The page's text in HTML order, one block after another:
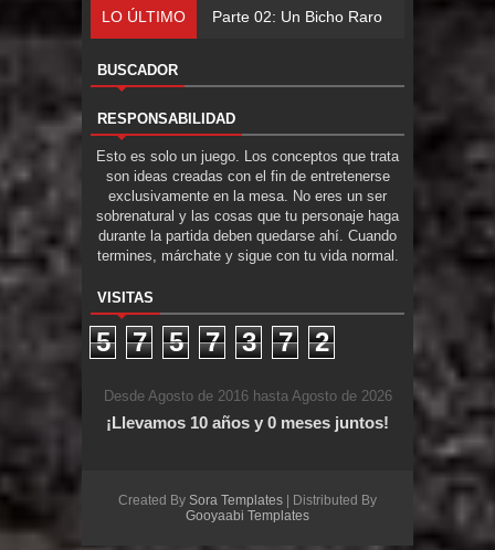
LO ÚLTIMO Parte
BUSCADOR
RESPONSABILIDAD
Esto es solo un juego. Los conceptos que trata
son ideas creadas con el fin de entretenerse
exclusivamente en la mesa. No eres un ser
sobrenatural y las cosas que tu personaje haga
durante la partida deben quedarse ahí. Cuando
termines, márchate y sigue con tu vida normal.
VISITAS
5 7 5 7 3 7 2
Desde Agosto de 2016 hasta Agosto de 2026
¡Llevamos 10 años y 0 meses juntos!
Created By Sora Templates | Distributed By
Gooyaabi Templates